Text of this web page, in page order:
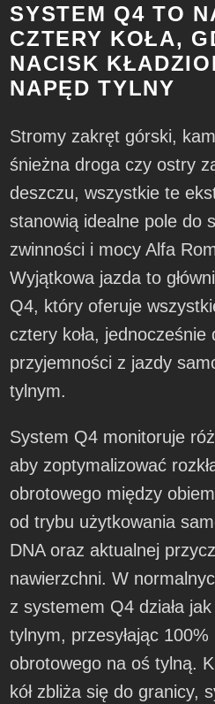
SYSTEM Q4 TO
CZTERY KOŁA,
NACISK
NAPĘD TYLNY
Stromy zakręt górski,
śnieżna droga czy ostry
deszczu, wszystkie te
stanowią idealne pole do
zwinności i mocy Alfa
Wyjątkowa jazda to
Q4, który oferuje
cztery koła, jednocześnie
przyjemności z jazdy
tylnym.
System Q4 monitoruje
aby zoptymalizować
obrotowego między
od trybu użytkowania
DNA oraz aktualnej
nawierzchni. W
z systemem Q4 działa
tylnym, przesyłając
obrotowego na oś tylną.
kół zbliża się do granicy,